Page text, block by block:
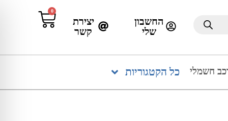
החשבון
שלי
יצירת
קשר
0
חשמלי כל הקטגוריות